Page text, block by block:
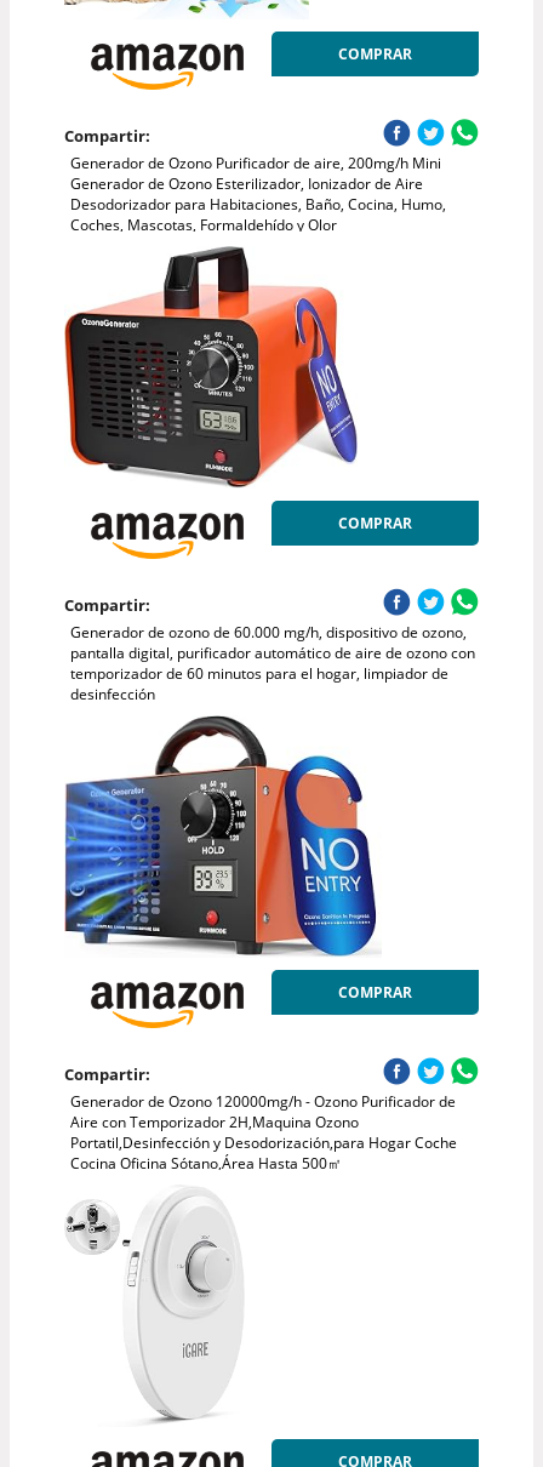
COMPRAR
Compartir:
Generador de Ozono Purificador de aire, 200mg/h Mini
Generador de Ozono Esterilizador, Ionizador de Aire
Desodorizador para Habitaciones, Baño, Cocina, Humo,
Coches, Mascotas, Formaldehído y Olor
COMPRAR
Compartir:
Generador de ozono de 60.000 mg/h, dispositivo de ozono,
pantalla digital, purificador automático de aire de ozono con
temporizador de 60 minutos para el hogar, limpiador de
desinfección
COMPRAR
Compartir:
Generador de Ozono 120000mg/h - Ozono Purificador de
Aire con Temporizador 2H,Maquina Ozono
Portatil,Desinfección y Desodorización,para Hogar Coche
Cocina Oficina Sótano,Área Hasta 500㎡
COMPRAR